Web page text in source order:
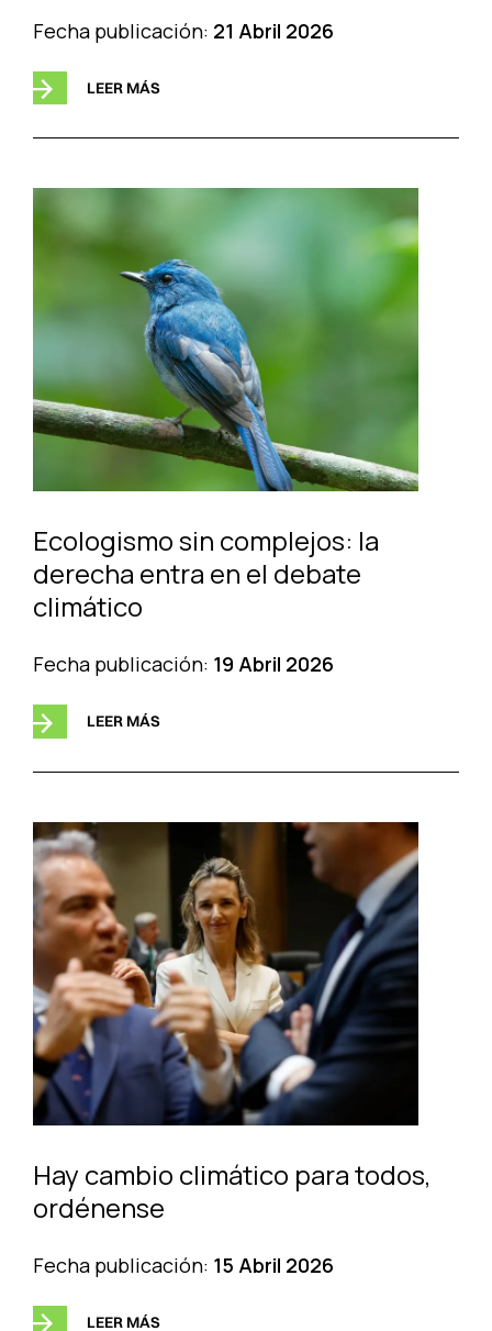
Fecha publicación: 21 Abril 2026
LEER MÁS
Ecologismo sin complejos: la
derecha entra en el debate
climático
Fecha publicación: 19 Abril 2026
LEER MÁS
Hay cambio climático para todos,
ordénense
Fecha publicación: 15 Abril 2026
LEER MÁS